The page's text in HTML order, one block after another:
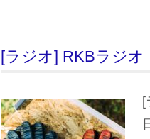
[ラジオ] RKBラジオ
[